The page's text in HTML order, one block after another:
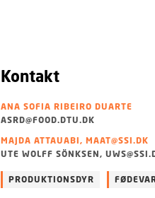
Kontakt
ANA SOFIA RIBEIRO DUARTE
ASRD@FOOD.DTU.DK
MAJDA ATTAUABI, MAAT@SSI.DK
UTE WOLFF SÖNKSEN,
PRODUKTIONSDYR